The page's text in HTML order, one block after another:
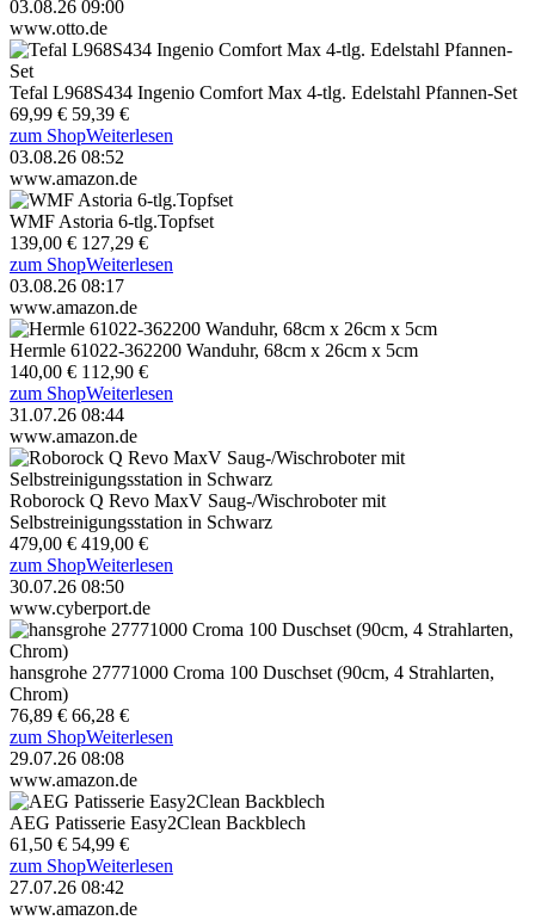
03.08.26 09:00
www.otto.de
Tefal L968S434 Ingenio Comfort Max 4-tlg. Edelstahl Pfannen-Set
69,99 € 59,39 €
zum ShopWeiterlesen
03.08.26 08:52
www.amazon.de
WMF Astoria 6-tlg.Topfset
139,00 € 127,29 €
zum ShopWeiterlesen
03.08.26 08:17
www.amazon.de
Hermle 61022-362200 Wanduhr, 68cm x 26cm x 5cm
140,00 € 112,90 €
zum ShopWeiterlesen
31.07.26 08:44
www.amazon.de
Roborock Q Revo MaxV Saug-/Wischroboter mit
Selbstreinigungsstation in Schwarz
479,00 € 419,00 €
zum ShopWeiterlesen
30.07.26 08:50
www.cyberport.de
hansgrohe 27771000 Croma 100 Duschset (90cm, 4 Strahlarten,
Chrom)
76,89 € 66,28 €
zum ShopWeiterlesen
29.07.26 08:08
www.amazon.de
AEG Patisserie Easy2Clean Backblech
61,50 € 54,99 €
zum ShopWeiterlesen
27.07.26 08:42
www.amazon.de